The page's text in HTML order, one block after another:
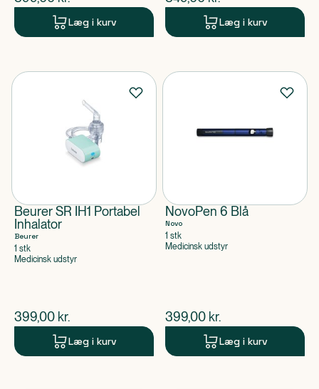
Læg i kurv Læg i kurv
Beurer SR IH1 Portabel
Inhalator
Beurer
1 stk
Medicinsk udstyr
$nuværende pris
399,00 kr.
Læg i kurv
NovoPen 6 Blå
Novo
1 stk
Medicinsk udstyr
$nuværende pris
399,00 kr.
Læg i kurv